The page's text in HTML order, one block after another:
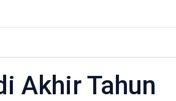
Akhir Tahun